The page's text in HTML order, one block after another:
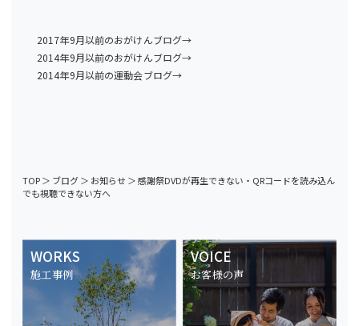
2017年9月以前のおがけんブログ→
2014年9月以前のおがけんブログ→
2014年9月以前の運動会ブログ→
TOP＞ ブログ＞ お知らせ ＞感謝祭DVDが再生できない・QRコードを読み込ん
でも視聴できない方へ
WORKS
施工事例
VOICE
お客様の声